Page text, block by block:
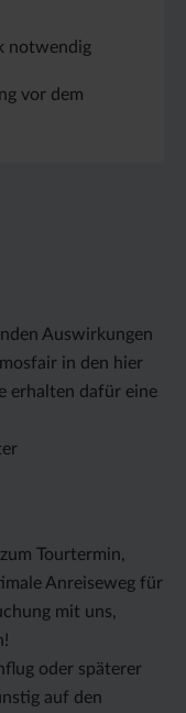
notwendig
vor dem
Auswirkungen
in den hier
erhalten dafür eine
Tourtermin,
Anreiseweg für
mit uns,
oder späterer
auf den